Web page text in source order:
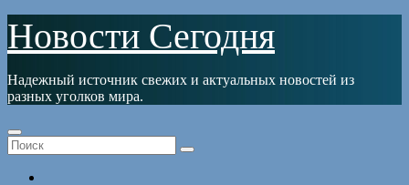
Перейти
содержимому
Новости Сегодня
Надежный источник свежих и актуальных новостей из
разных уголков мира.